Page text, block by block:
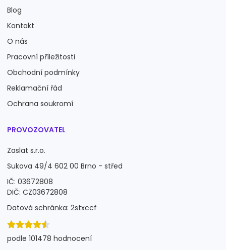
Blog
Kontakt
O nás
Pracovní příležitosti
Obchodní podmínky
Reklamační řád
Ochrana soukromí
PROVOZOVATEL
Zaslat s.r.o.
Sukova 49/4 602 00 Brno - střed
IČ: 03672808
DIČ: CZ03672808
Datová schránka: 2stxccf
podle 101478 hodnocení